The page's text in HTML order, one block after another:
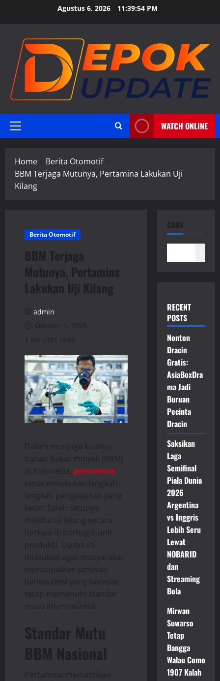
Agustus 6, 2026 11:39:55 PM
Primary
WATCH ONLINE
Home
Berita Otomotif
BBM Terjaga Mutunya, Pertamina Lakukan Uji
Kilang
Berita Otomotif
BBM Terjaga
Mutunya, Pertamina
Lakukan Uji Kilang
admin
Oktober 4, 2025
3 minutes read
Dalam menjaga kualitas
bahan bakar minyak (BBM)
di Indonesia, pertamina
terus melakukan langkah-
langkah pengawasan yang
ketat. Salah satunya
melalui uji kilang secara
berkala di berbagai unit
produksi. Upaya ini
dilakukan agar masyarakat
mendapatkan jaminan
bahwa BBM yang beredar
tetap memenuhi standar
mutu internasional.
Standar Mutu
BBM Nasional
Pertamina memastikan
CARI
RECENT
POSTS
Nonton
Dracin
Gratis:
AsiaBoxDra
ma Jadi
Buruan
Pecinta
Dracin
Saksikan
Laga
Semifinal
Piala Dunia
2026
Argentina
vs Inggris
Lebih Seru
Lewat
NOBARID
dan
Streaming
Bola
Mirwan
Suwarso
Tetap
Bangga
Walau Como
1907 Kalah